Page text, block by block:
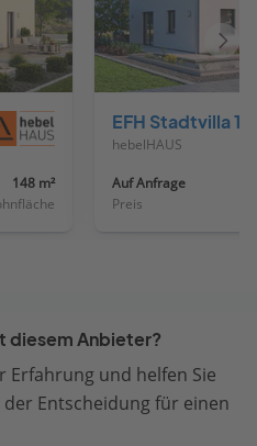
148 m²
EFH Stadtvilla
hebelHAUS
Auf Anfrage
Preis
Haus
diesem Anbieter?
Erfahrung und helfen Sie
Entscheidung für einen